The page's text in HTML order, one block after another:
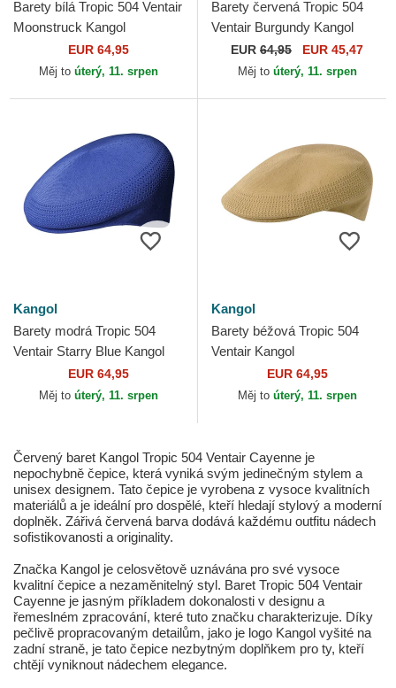
Barety bílá Tropic 504 Ventair
Moonstruck Kangol
EUR 64,95
Měj to úterý, 11. srpen
Barety červená Tropic 504
Ventair Burgundy Kangol
EUR 64,95 EUR 45,47
Měj to úterý, 11. srpen
Kangol
Barety modrá Tropic 504
Ventair Starry Blue Kangol
EUR 64,95
Měj to úterý, 11. srpen
Kangol
Barety béžová Tropic 504
Ventair Kangol
EUR 64,95
Měj to úterý, 11. srpen
Červený baret Kangol Tropic 504 Ventair Cayenne je
nepochybně čepice, která vyniká svým jedinečným stylem a
unisex designem. Tato čepice je vyrobena z vysoce kvalitních
materiálů a je ideální pro dospělé, kteří hledají stylový a moderní
doplněk. Zářivá červená barva dodává každému outfitu nádech
sofistikovanosti a originality.
Značka Kangol je celosvětově uznávána pro své vysoce
kvalitní čepice a nezaměnitelný styl. Baret Tropic 504 Ventair
Cayenne je jasným příkladem dokonalosti v designu a
řemeslném zpracování, které tuto značku charakterizuje. Díky
pečlivě propracovaným detailům, jako je logo Kangol vyšité na
zadní straně, je tato čepice nezbytným doplňkem pro ty, kteří
chtějí vyniknout nádechem elegance.